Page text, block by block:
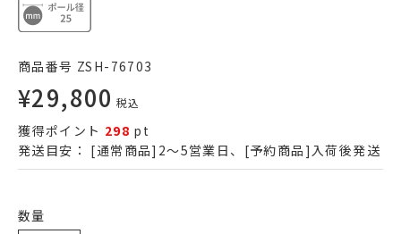
商品番号 ZSH-76703
¥29,800 税込
獲得ポイント 298 pt
発送目安： [通常商品]2～5営業日、[予約商品]入荷後発送